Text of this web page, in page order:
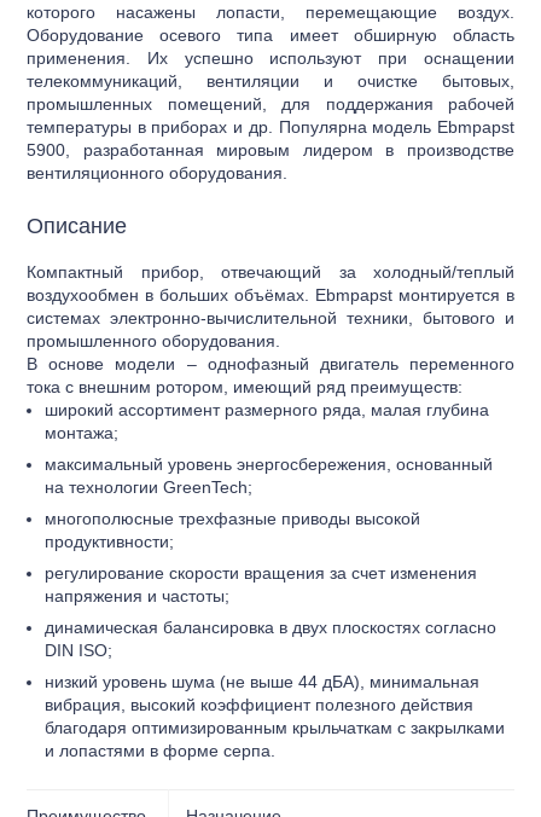
которого насажены лопасти, перемещающие воздух.
Оборудование осевого типа имеет обширную область
применения. Их успешно используют при оснащении
телекоммуникаций, вентиляции и очистке бытовых,
промышленных помещений, для поддержания рабочей
температуры в приборах и др. Популярна модель Ebmpapst
5900, разработанная мировым лидером в производстве
вентиляционного оборудования.
Описание
Компактный прибор, отвечающий за холодный/теплый
воздухообмен в больших объёмах. Ebmpapst монтируется в
системах электронно-вычислительной техники, бытового и
промышленного оборудования.
В основе модели – однофазный двигатель переменного
тока с внешним ротором, имеющий ряд преимуществ:
широкий ассортимент размерного ряда, малая глубина
монтажа;
максимальный уровень энергосбережения, основанный
на технологии GreenTech;
многополюсные трехфазные приводы высокой
продуктивности;
регулирование скорости вращения за счет изменения
напряжения и частоты;
динамическая балансировка в двух плоскостях согласно
DIN ISO;
низкий уровень шума (не выше 44 дБА), минимальная
вибрация, высокий коэффициент полезного действия
благодаря оптимизированным крыльчаткам с закрылками
и лопастями в форме серпа.